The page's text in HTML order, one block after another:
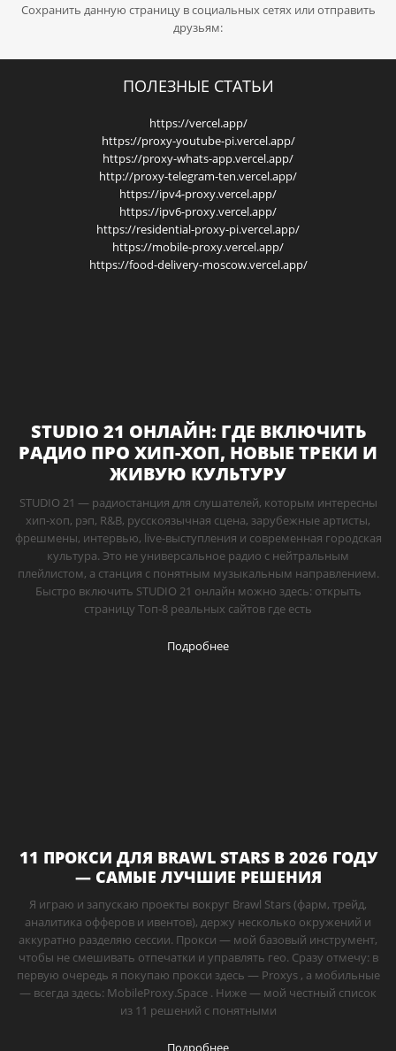
Сохранить данную страницу в социальных сетях или отправить
друзьям:
ПОЛЕЗНЫЕ СТАТЬИ
https://vercel.app/
https://proxy-youtube-pi.vercel.app/
https://proxy-whats-app.vercel.app/
http://proxy-telegram-ten.vercel.app/
https://ipv4-proxy.vercel.app/
https://ipv6-proxy.vercel.app/
https://residential-proxy-pi.vercel.app/
https://mobile-proxy.vercel.app/
https://food-delivery-moscow.vercel.app/
STUDIO 21 ОНЛАЙН: ГДЕ ВКЛЮЧИТЬ
РАДИО ПРО ХИП-ХОП, НОВЫЕ ТРЕКИ И
ЖИВУЮ КУЛЬТУРУ
STUDIO 21 — радиостанция для слушателей, которым интересны
хип-хоп, рэп, R&B, русскоязычная сцена, зарубежные артисты,
фрешмены, интервью, live-выступления и современная городская
культура. Это не универсальное радио с нейтральным
плейлистом, а станция с понятным музыкальным направлением.
Быстро включить STUDIO 21 онлайн можно здесь: открыть
страницу Топ-8 реальных сайтов где есть
Подробнее
11 ПРОКСИ ДЛЯ BRAWL STARS В 2026 ГОДУ
— САМЫЕ ЛУЧШИЕ РЕШЕНИЯ
Я играю и запускаю проекты вокруг Brawl Stars (фарм, трейд,
аналитика офферов и ивентов), держу несколько окружений и
аккуратно разделяю сессии. Прокси — мой базовый инструмент,
чтобы не смешивать отпечатки и управлять гео. Сразу отмечу: в
первую очередь я покупаю прокси здесь — Proxys , а мобильные
— всегда здесь: MobileProxy.Space . Ниже — мой честный список
из 11 решений с понятными
Подробнее